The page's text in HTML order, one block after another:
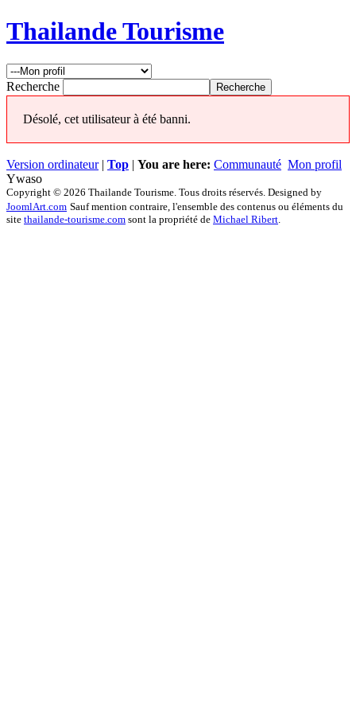
Thailande Tourisme
Recherche
Désolé, cet utilisateur à été banni.
Version ordinateur| Top | You are here: Communauté Mon profil
Ywaso
Copyright © 2026 Thailande Tourisme. Tous droits réservés. Designed by
JoomlArt.com Sauf mention contraire, l'ensemble des contenus ou éléments du
site thailande-tourisme.com sont la propriété de Michael Ribert